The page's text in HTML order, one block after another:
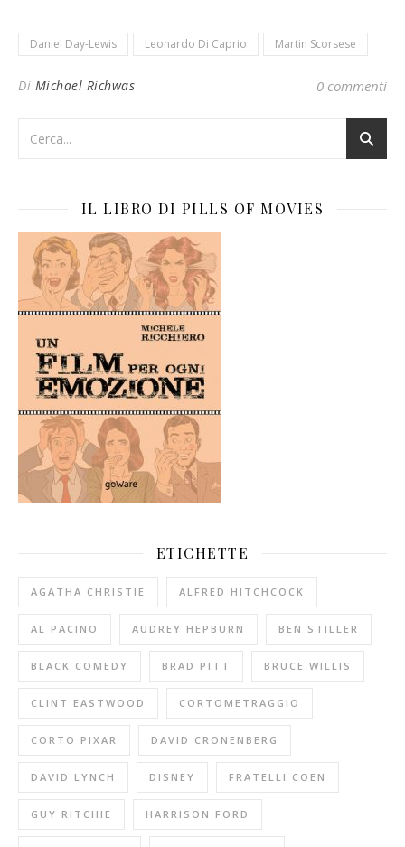
Daniel Day-Lewis Leonardo Di Caprio Martin Scorsese
Di Michael Richwas 0 commenti
IL LIBRO DI PILLS OF MOVIES
ETICHETTE
AGATHA CHRISTIE ALFRED HITCHCOCK
AL PACINO AUDREY HEPBURN BEN STILLER
BLACK COMEDY BRAD PITT BRUCE WILLIS
CLINT EASTWOOD CORTOMETRAGGIO
CORTO PIXAR DAVID CRONENBERG
DAVID LYNCH DISNEY FRATELLI COEN
GUY RITCHIE HARRISON FORD